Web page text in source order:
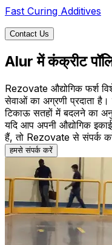
Fast Curing Additives
Contact Us
Alur में कंक्रीट
Rezovate औद्योगिक फर्श
सेवाओं का अग्रणी प्रदाता
टिकाऊ सतहों में बदलने का
यदि आप अपनी औद्योगिक
हैं, तो Rezovate से संपर्क
हमसे संपर्क करें